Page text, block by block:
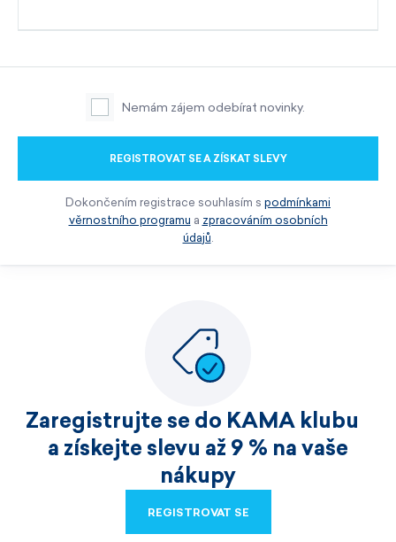
Nemám zájem odebírat novinky.
REGISTROVAT SE A ZÍSKAT SLEVY
Dokončením registrace souhlasím s podmínkami
věrnostního programu a zpracováním osobních
údajů.
Zaregistrujte se do KAMA klubu
a získejte slevu až 9 % na vaše
nákupy
REGISTROVAT SE